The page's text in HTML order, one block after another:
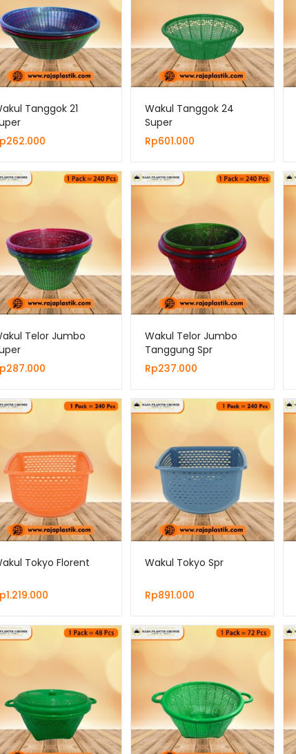
Tanggok 21
262.000
Wakul Tanggok 24
Super
Rp601.000
Telor Jumbo
287.000
Wakul Telor Jumbo
Tanggung Spr
Rp237.000
Tokyo Florent
1.219.000
Wakul Tokyo Spr
Rp891.000